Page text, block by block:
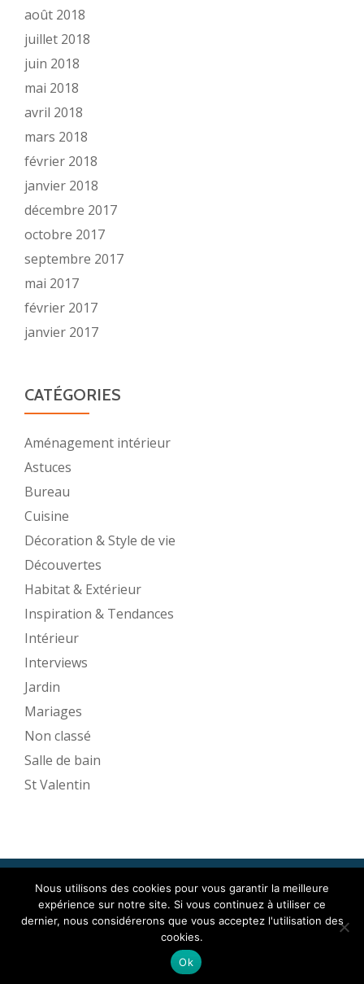
août 2018
juillet 2018
juin 2018
mai 2018
avril 2018
mars 2018
février 2018
janvier 2018
décembre 2017
octobre 2017
septembre 2017
mai 2017
février 2017
janvier 2017
CATÉGORIES
Aménagement intérieur
Astuces
Bureau
Cuisine
Décoration & Style de vie
Découvertes
Habitat & Extérieur
Inspiration & Tendances
Intérieur
Interviews
Jardin
Mariages
Non classé
Salle de bain
St Valentin
Mise en Espace ©2017
Menu
fièrement propulsé par
Nous utilisons des cookies pour vous garantir la meilleure
expérience sur notre site. Si vous continuez à utiliser ce
dernier, nous considérerons que vous acceptez l'utilisation des
cookies.
Ok